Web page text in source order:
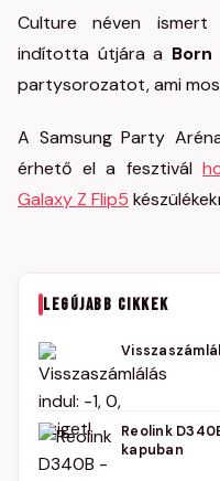
Culture néven
indította útjára a
partysorozatot, ami
A Samsung Party
érhető el a fesztivál
Galaxy Z Flip5
LEGÚJABB CIKKEK
Reolink
kapuban